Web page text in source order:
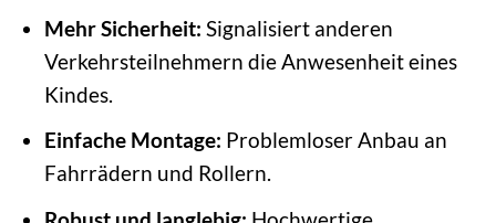
Mehr Sicherheit: Signalisiert anderen
Verkehrsteilnehmern die Anwesenheit eines
Kindes.
Einfache Montage: Problemloser Anbau an
Fahrrädern und Rollern.